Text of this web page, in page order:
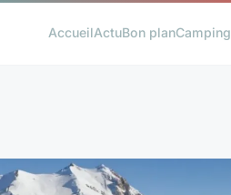
AccueilActuBon planCamping